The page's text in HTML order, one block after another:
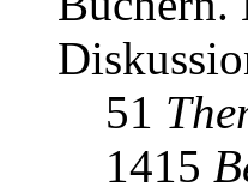
51
1415